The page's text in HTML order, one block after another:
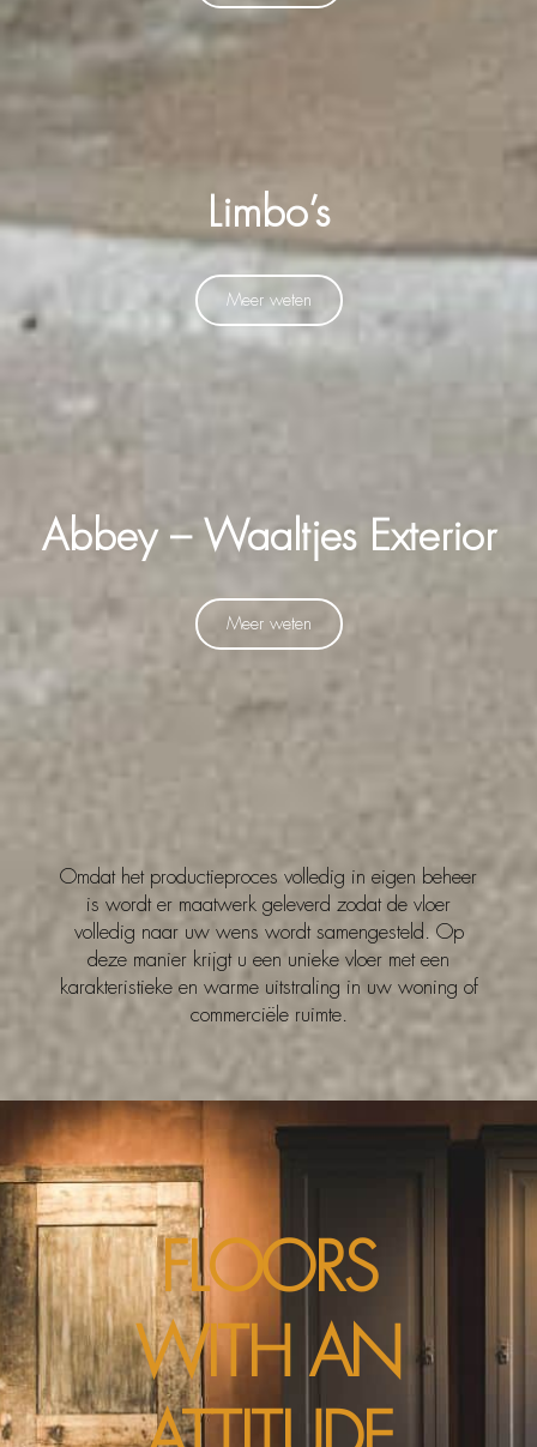
Limbo’s
Meer weten
Abbey – Waaltjes Exterior
Meer weten
Omdat het productieproces volledig in eigen beheer
is wordt er maatwerk geleverd zodat de vloer
volledig naar uw wens wordt samengesteld. Op
deze manier krijgt u een unieke vloer met een
karakteristieke en warme uitstraling in uw woning of
commerciële ruimte.
FLOORS
WITH AN